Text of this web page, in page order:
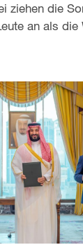
ziehen die
an als die